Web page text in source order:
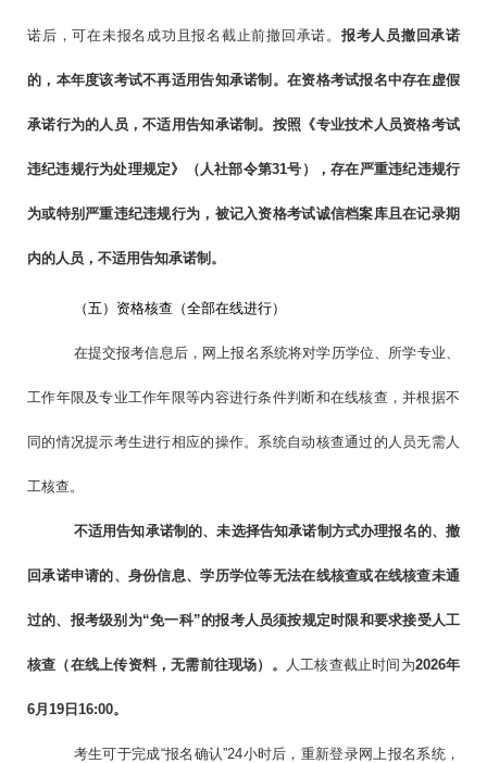
诺后，可在未报名成功且报名截止前撤回承诺。 报考人员撤回承诺
的，本年度该考试不再适用告知承诺制。在资格考试报名中存在虚假
承诺行为的人员，不适用告知承诺制。按照《专业技术人员资格考试
违纪违规行为处理规定》（人社部令第31号），存在严重违纪违规行
为或特别严重违纪违规行为，被记入资格考试诚信档案库且在记录期
内的人员，不适用告知承诺制。
（五）资格核查（全部在线进行）
在提交报考信息后，网上报名系统将对学历学位、所学专业、
工作年限及专业工作年限等内容进行条件判断和在线核查，并根据不
同的情况提示考生进行相应的操作。系统自动核查通过的人员无需人
工核查。
不适用告知承诺制的、未选择告知承诺制方式办理报名的、撤
回承诺申请的、 身份信息、学历学位等无法在线核查或在线核查未通
过的、报考级别为“免一科”的报考人员须按规定时限和要求接受人工
核查 （在线上传资料，无需前往现场） 。 人工核查截止时间为2026年
6月 19 日 16:00。
考生可于完成“报名确认”24小时后，重新登录网上报名系统，